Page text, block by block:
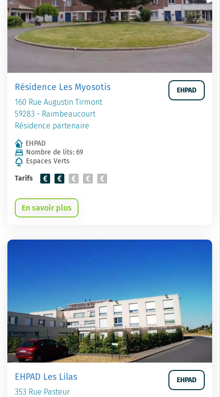
Résidence Les Myosotis
160 Rue Augustin Tirmont
59283 - Raimbeaucourt
Résidence partenaire
EHPAD
EHPAD
Nombre de lits: 69
Espaces Verts
Tarifs
En savoir plus
EHPAD Les Lilas
353 Rue Pasteur
EHPAD